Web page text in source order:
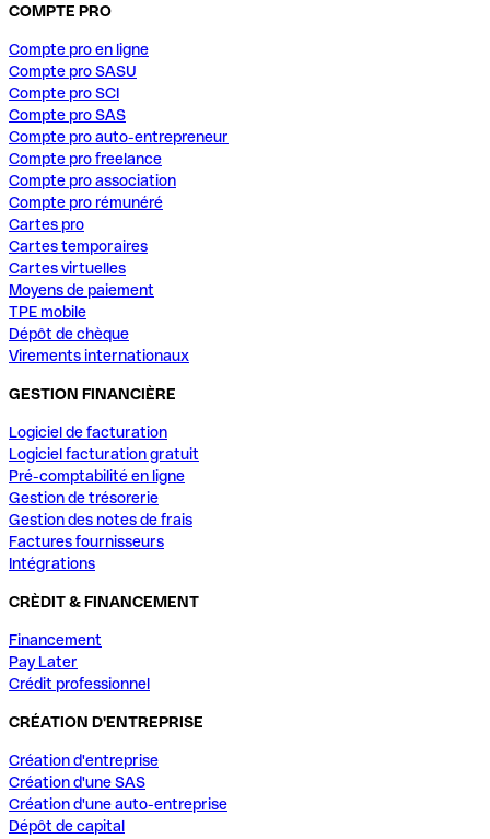
COMPTE PRO
Compte pro en ligne
Compte pro SASU
Compte pro SCI
Compte pro SAS
Compte pro auto-entrepreneur
Compte pro freelance
Compte pro association
Compte pro rémunéré
Cartes pro
Cartes temporaires
Cartes virtuelles
Moyens de paiement
TPE mobile
Dépôt de chèque
Virements internationaux
GESTION FINANCIÈRE
Logiciel de facturation
Logiciel facturation gratuit
Pré-comptabilité en ligne
Gestion de trésorerie
Gestion des notes de frais
Factures fournisseurs
Intégrations
CRÈDIT & FINANCEMENT
Financement
Pay Later
Crédit professionnel
CRÉATION D'ENTREPRISE
Création d'entreprise
Création d'une SAS
Création d'une auto-entreprise
Dépôt de capital